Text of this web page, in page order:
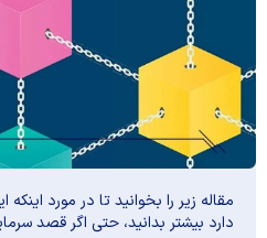
مقاله زیر را بخوانید تا در مورد
دارد بیشتر بدانید، حتی اگر قصد